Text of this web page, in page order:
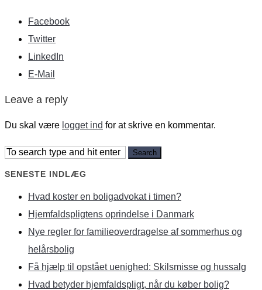
Facebook
Twitter
LinkedIn
E-Mail
Leave a reply
Du skal være logget ind for at skrive en kommentar.
SENESTE INDLÆG
Hvad koster en boligadvokat i timen?
Hjemfaldspligtens oprindelse i Danmark
Nye regler for familieoverdragelse af sommerhus og
helårsbolig
Få hjælp til opstået uenighed: Skilsmisse og hussalg
Hvad betyder hjemfaldspligt, når du køber bolig?